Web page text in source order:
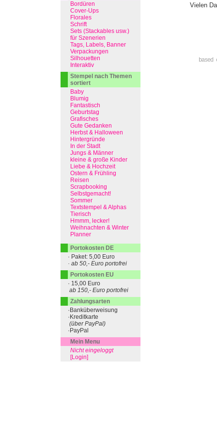
Vielen
Bordüren
Cover-Ups
Florales
Schrift
Sets (Stackables usw.)
für Szenerien
Tags, Labels, Banner
Verpackungen
Silhouetten
Interaktiv
Stempel nach Themen
sortiert
Baby
Blumig
Fantastisch
Geburtstag
Grafisches
Gute Gedanken
Herbst & Halloween
Hintergründe
In der Stadt
Jungs & Männer
kleine & große Kinder
Liebe & Hochzeit
Ostern & Frühling
Reisen
Scrapbooking
Selbstgemacht!
Sommer
Textstempel & Alphas
Tierisch
Hmmm, lecker!
Weihnachten & Winter
Planner
Portokosten DE
· Paket: 5,00 Euro
· ab 50,- Euro portofrei
Portokosten EU
· 15,00 Euro
ab 150,- Euro portofrei
Zahlungsarten
·Banküberweisung
·Kreditkarte
(über PayPal)
·PayPal
Mein Menu
Nicht eingeloggt
[Login]